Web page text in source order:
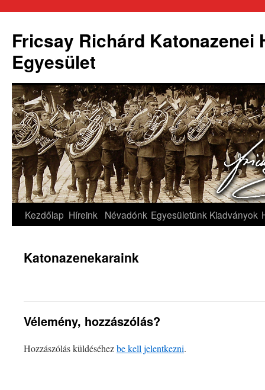
Fricsay Richárd Katonazenei
Egyesület
Kilépés
tartalomba
Kezdőlap Híreink Névadónk Egyesületünk Kiadványok
Katonazenekaraink
Vélemény, hozzászólás?
Hozzászólás küldéséhezbe kell jelentkezni.